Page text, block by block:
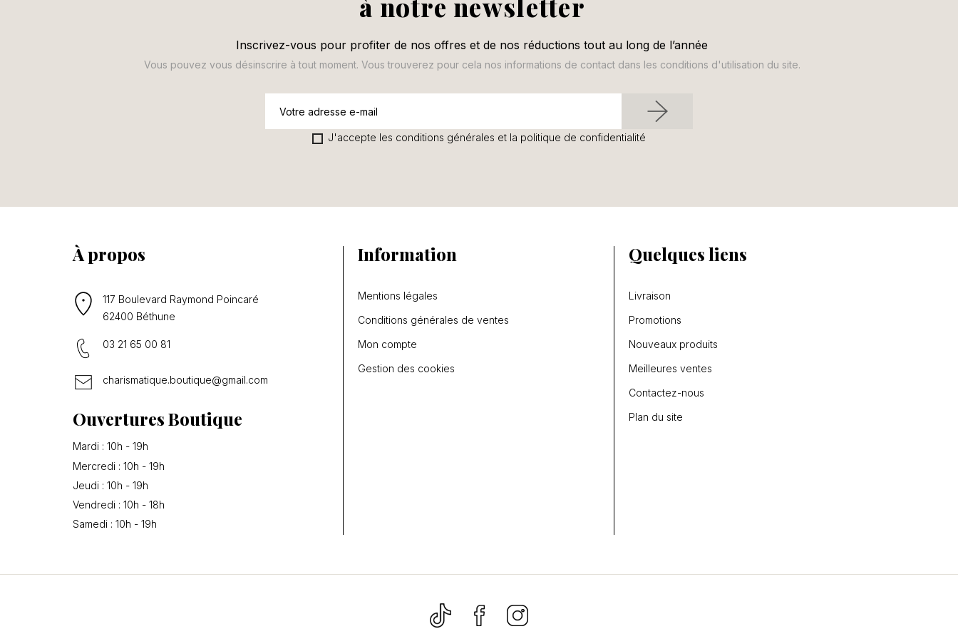
à notre newsletter
Inscrivez-vous pour profiter de nos offres et de nos réductions tout au long de l’année
Vous pouvez vous désinscrire à tout moment. Vous trouverez pour cela nos informations de contact dans les conditions d'utilisation du site.
J'accepte les conditions générales et la politique de confidentialité
À propos
117 Boulevard Raymond Poincaré
62400 Béthune
03 21 65 00 81
charismatique.boutique@gmail.com
Ouvertures Boutique
Mardi : 10h - 19h
Mercredi : 10h - 19h
Jeudi : 10h - 19h
Vendredi : 10h - 18h
Samedi : 10h - 19h
Information
Mentions légales
Conditions générales de ventes
Mon compte
Gestion des cookies
Quelques liens
Livraison
Promotions
Nouveaux produits
Meilleures ventes
Contactez-nous
Plan du site